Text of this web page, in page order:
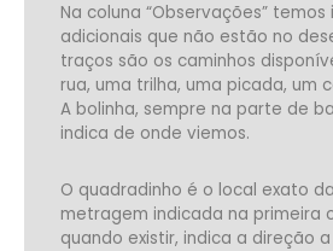
Na coluna “Observações”
adicionais que não estão no
traços são os caminhos
rua, uma trilha, uma picada, um
A bolinha, sempre na parte de
indica de onde viemos.
O quadradinho é o local exato
metragem indicada na primeira
quando existir, indica a direção